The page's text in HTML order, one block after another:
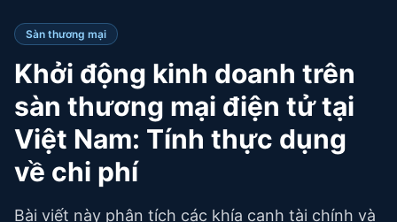
Sàn thương mại
Khởi động kinh doanh trên
sàn thương mại điện tử tại
Việt Nam: Tính thực dụng
về chi phí
Bài viết này phân tích các khía cạnh tài chính và